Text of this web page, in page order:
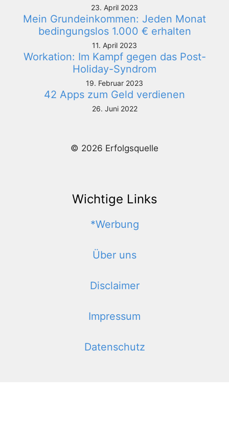
23. April 2023
Mein Grundeinkommen: Jeden Monat
bedingungslos 1.000 € erhalten
11. April 2023
Workation: Im Kampf gegen das Post-
Holiday-Syndrom
19. Februar 2023
42 Apps zum Geld verdienen
26. Juni 2022
© 2026 Erfolgsquelle
Wichtige Links
*Werbung
Über uns
Disclaimer
Impressum
Datenschutz